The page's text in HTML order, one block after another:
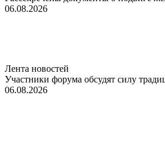
06.08.2026
Лента новостей
Участники форума обсудят силу
06.08.2026